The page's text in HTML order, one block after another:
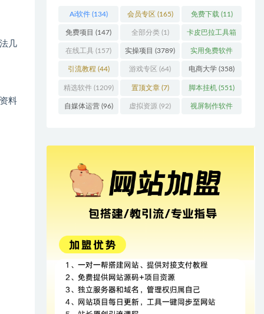
几
料
Ai软件(134) 会员专区 (165) 免费下载 (11)
免费项目 (147) 全部分类(1) 卡皮巴拉工具箱
(3)
在线工具 (157) 实操项目 (3789) 实用免费软件
(415)
引流教程 (44) 游戏专区 (64) 电商大学 (358)
精选软件(1209) 置顶文章(7) 脚本挂机 (551)
自媒体运营(96) 虚拟资源 (92) 视屏制作软件